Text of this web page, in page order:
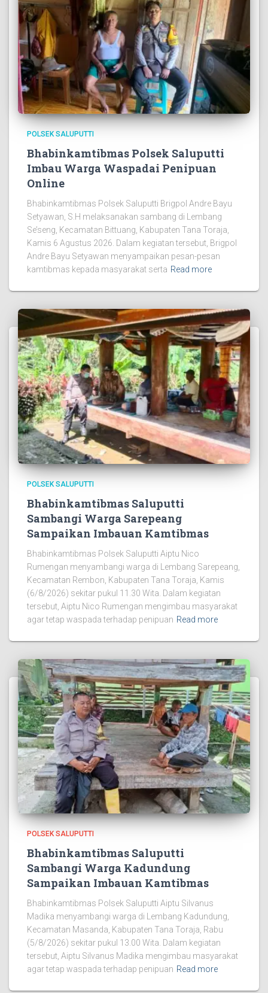
POLSEK SALUPUTTI
Bhabinkamtibmas Polsek Saluputti
Imbau Warga Waspadai Penipuan
Online
Bhabinkamtibmas Polsek Saluputti Brigpol Andre Bayu
Setyawan, S.H melaksanakan sambang di Lembang
Se’seng, Kecamatan Bittuang, Kabupaten Tana Toraja,
Kamis 6 Agustus 2026. Dalam kegiatan tersebut, Brigpol
Andre Bayu Setyawan menyampaikan pesan-pesan
kamtibmas kepada masyarakat serta Read more
POLSEK SALUPUTTI
Bhabinkamtibmas Saluputti
Sambangi Warga Sarepeang
Sampaikan Imbauan Kamtibmas
Bhabinkamtibmas Polsek Saluputti Aiptu Nico
Rumengan menyambangi warga di Lembang Sarepeang,
Kecamatan Rembon, Kabupaten Tana Toraja, Kamis
(6/8/2026) sekitar pukul 11.30 Wita. Dalam kegiatan
tersebut, Aiptu Nico Rumengan mengimbau masyarakat
agar tetap waspada terhadap penipuan Read more
POLSEK SALUPUTTI
Bhabinkamtibmas Saluputti
Sambangi Warga Kadundung
Sampaikan Imbauan Kamtibmas
Bhabinkamtibmas Polsek Saluputti Aiptu Silvanus
Madika menyambangi warga di Lembang Kadundung,
Kecamatan Masanda, Kabupaten Tana Toraja, Rabu
(5/8/2026) sekitar pukul 13.00 Wita. Dalam kegiatan
tersebut, Aiptu Silvanus Madika mengimbau masyarakat
agar tetap waspada terhadap penipuan Read more